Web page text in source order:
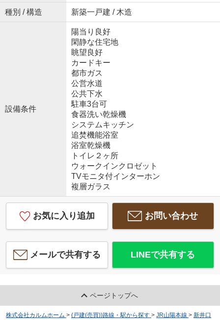
種別 / 構造 新築一戸建 / 木造
設備条件
陽当り良好
閑静な住宅地
眺望良好
カードキー
都市ガス
公営水道
公共下水
駐車3台可
食器洗い乾燥機
システムキッチン
追焚機能浴室
浴室乾燥機
トイレ２ヶ所
ウォークインクロゼット
TVモニタ付インターホン
複層ガラス
お気に入り追加 お問い合わせ
メールで共有する LINEで共有する
ページトップへ
株式会社カルムホーム > (戸建(売買))路線・駅から探す > JR山陽本線 > 新井口